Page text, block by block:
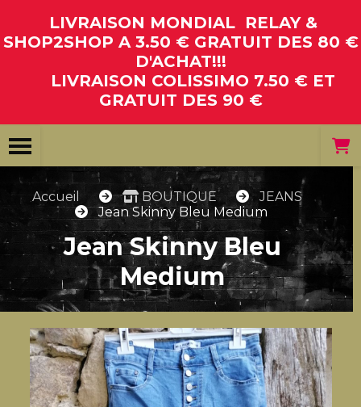
LIVRAISON MONDIAL RELAY &
SHOP2SHOP A 3.50 € GRATUIT DES 80 €
D'ACHAT!!!
LIVRAISON COLISSIMO 7.50 € ET
GRATUIT DES 90 €
Accueil BOUTIQUE
JEANS
Jean Skinny Bleu Medium
Jean Skinny Bleu
Medium